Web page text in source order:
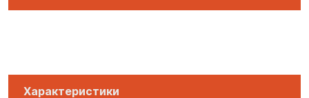
Характеристики